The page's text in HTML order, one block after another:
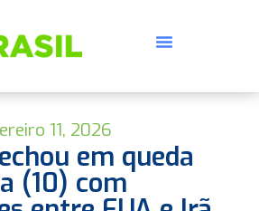
11, 2026
em queda
(10) com